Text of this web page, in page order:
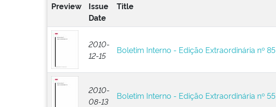
Preview
Issue
Date
Title
2010-
12-15
Boletim Interno - Edição Extraordinária nº 85
2010-
08-13
Boletim Interno - Edição Extraordinária nº 55